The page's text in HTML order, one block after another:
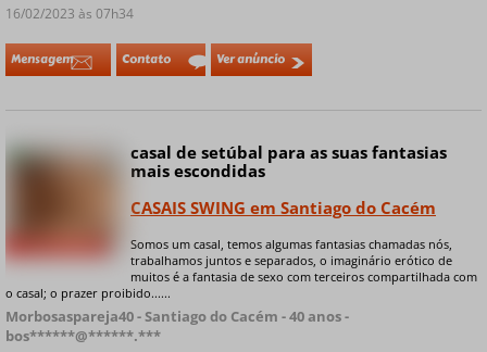
16/02/2023 às 07h34
Mensagem Contato Ver anúncio
Online
+ 7 fotos privadas
casal de setúbal para as suas fantasias
mais escondidas
CASAIS SWING em Santiago do Cacém
Somos um casal, temos algumas fantasias chamadas nós,
trabalhamos juntos e separados, o imaginário erótico de
muitos é a fantasia de sexo com terceiros compartilhada com
o casal; o prazer proibido......
Morbosaspareja40 - Santiago do Cacém - 40 anos -
bos******@******.***